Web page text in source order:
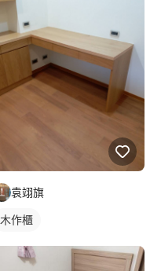
袁翊旗
木作櫃